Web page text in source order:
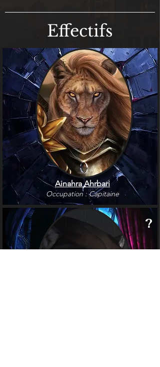
Effectifs
Ainahra Ahrbari
Occupation : Capitaine
?